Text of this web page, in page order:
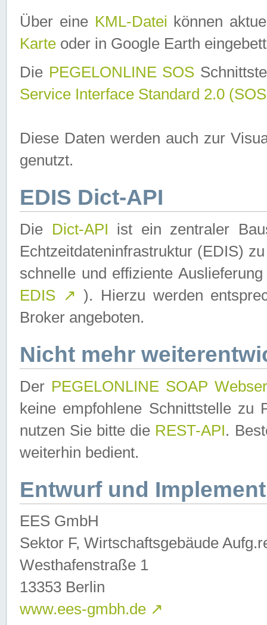
Über eine KML-Datei können
Karte oder in Google Earth
Die PEGELONLINE SOS
Service Interface Standard 2.0
Diese Daten werden auch zur
genutzt.
EDIS Dict-API
Die Dict-API ist ein zentraler
Echtzeitdateninfrastruktur (EDIS)
schnelle und effiziente
EDIS ↗ ). Hierzu werden
Broker angeboten.
Nicht mehr
Der PEGELONLINE SOAP
keine empfohlene Schnittstelle zu
nutzen Sie bitte die REST-API.
weiterhin bedient.
Entwurf und
EES GmbH
Sektor F, Wirtschaftsgebäude
Westhafenstraße 1
13353 Berlin
www.ees-gmbh.de ↗